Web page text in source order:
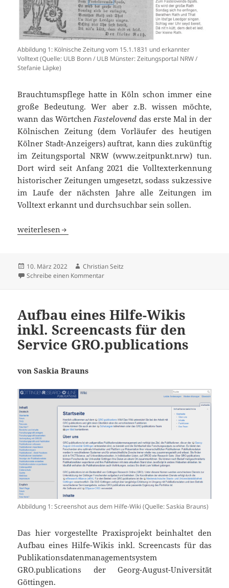
Abbildung 1: Kölnische Zeitung vom 15.1.1831 und erkannter
Volltext (Quelle: ULB Bonn / ULB Münster: Zeitungsportal NRW /
Stefanie Läpke)
Brauchtumspflege hatte in Köln schon immer eine
große Bedeutung. Wer aber z.B. wissen möchte,
wann das WörtchenFastelovend das erste Mal in der
Kölnischen Zeitung (dem Vorläufer des heutigen
Kölner Stadt-Anzeigers) auftrat, kann dies zukünftig
im Zeitungsportal NRW (www.zeitpunkt.nrw) tun.
Dort wird seit Anfang 2021 die Volltexterkennung
historischer Zeitungen umgesetzt, sodass sukzessive
im Laufe der nächsten Jahre alle Zeitungen im
Volltext erkannt und durchsuchbar sein sollen.
Volltexterkennung im Zeitungsportal NRW
weiterlesen
Veröffentlicht
am
10. März 2022 Autor
Christian Seitz
Schreibe einen Kommentarzu Volltexterkennung im Zeitungsportal
Aufbau eines Hilfe-Wikis
inkl. Screencasts für den
Service GRO.publications
von Saskia Brauns
Abbildung 1: Screenshot aus dem Hilfe-Wiki (Quelle: Saskia Brauns)
Das hier vorgestellte Praxisprojekt beinhaltet den
Aufbau eines Hilfe-Wikis inkl. Screencasts für das
Publikationsdatenmanagementsystem
GRO.publications der Georg-August-Universität
Göttingen.